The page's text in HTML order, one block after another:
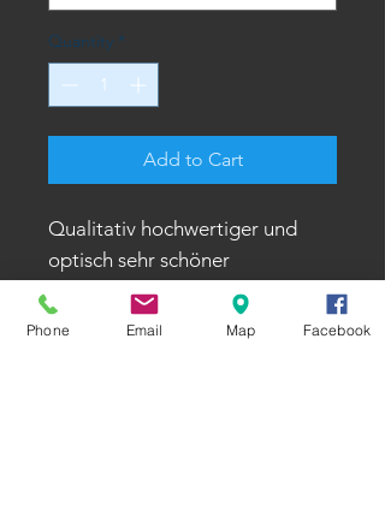
Quantity *
Add to Cart
Qualitativ hochwertiger und
optisch sehr schöner
Bodywarmer
Phone Email Map Facebook